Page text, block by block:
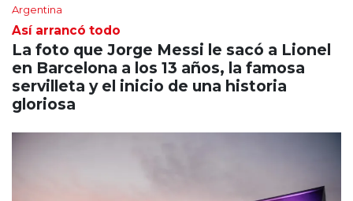
Argentina
Así arrancó todo
La foto que Jorge Messi le sacó a Lionel
en Barcelona a los 13 años, la famosa
servilleta y el inicio de una historia
gloriosa